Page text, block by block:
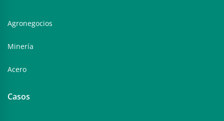
Agronegocios
Minería
Acero
Casos